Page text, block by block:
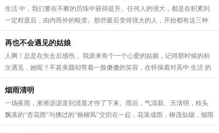
生活 中，我们要在不断的历练中获得提升。任何人的强大，都是在积累到
一定程度后，由内而外的蜕变。那些最后变得强大的人，开始都有这三种
迹象。 常自省 人生 路上，每个人的境...
再也不会遇见的姑娘
人啊！总是在失去后感伤， 我原来有个一个心爱的姑娘，记得那时候的初
次遇见，她呢？不甚美颜却带着一脸傻傻的笑容，在怀揣着对高中 生活 的
向往，在人群中拥挤寻找着我的老师...
烟雨清明
一场夜雨，淅淅沥沥直到清晨才停了下来。雨后，气清新、天清明，枝头
飘落的“杏花雨”与拂过的“杨柳风”交织在一起，花落成雨，柳茂似烟，烟雨
清明寄深情。 清明，逐雨而来。...